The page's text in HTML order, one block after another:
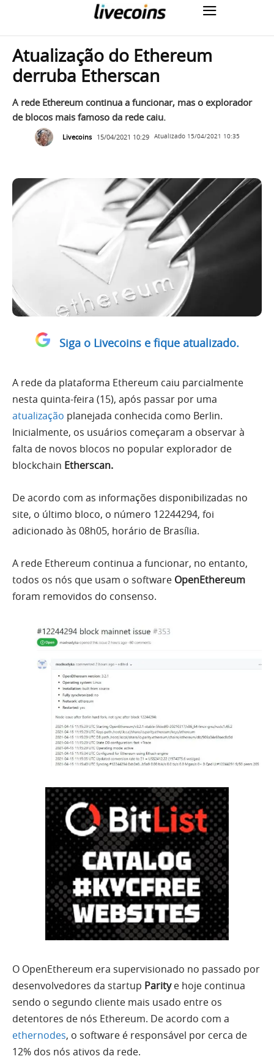
Atualização do Ethereum
derruba Etherscan
A rede Ethereum continua a funcionar, mas o explorador
de blocos mais famoso da rede caiu.
Livecoins 15/04/2021 10:29 Atualizado 15/04/2021 10:35
Siga o Livecoins e fique atualizado.
A rede da plataforma Ethereum caiu parcialmente
nesta quinta-feira (15), após passar por uma
atualização planejada conhecida como Berlin.
Inicialmente, os usuários começaram a observar à
falta de novos blocos no popular explorador de
blockchain Etherscan.
De acordo com as informações disponibilizadas no
site, o último bloco, o número 12244294, foi
adicionado às 08h05, horário de Brasília.
A rede Ethereum continua a funcionar, no entanto,
todos os nós que usam o software OpenEthereum
foram removidos do consenso.
O OpenEthereum era supervisionado no passado por
desenvolvedores da startup Paritye hoje continua
sendo o segundo cliente mais usado entre os
detentores de nós Ethereum. De acordo com a
ethernodes, o software é responsável por cerca de
12% dos nós ativos da rede.